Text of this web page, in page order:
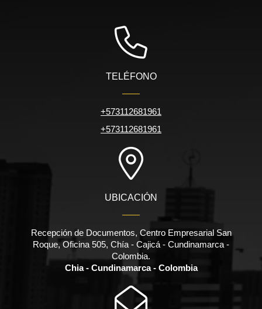
TELÉFONO
+573112681961
+573112681961
UBICACIÓN
Recepción de Documentos, Centro Empresarial San
Roque, Oficina 505, Chía - Cajicá - Cundinamarca -
Colombia.
Chia - Cundinamarca - Colombia